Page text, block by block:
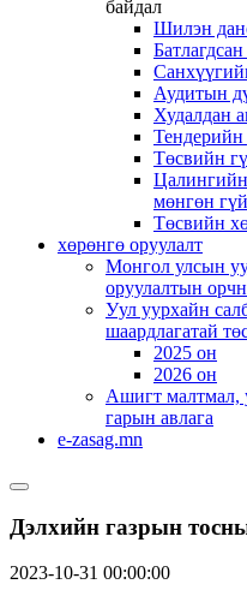
байдал
Шилэн
Аудитын
Худалдан
Тендерийн
Төсвийн
Цалингийн
мөнгөн
Төсвийн
хөрөнгө оруулалт
Монгол улсын
оруулалтын
Уул уурхайн
шаардлагатай
2025 он
2026 он
Ашигт малтмал,
гарын авлага
e-zasag.mn
Дэлхийн газрын
2023-10-31 00:00:00